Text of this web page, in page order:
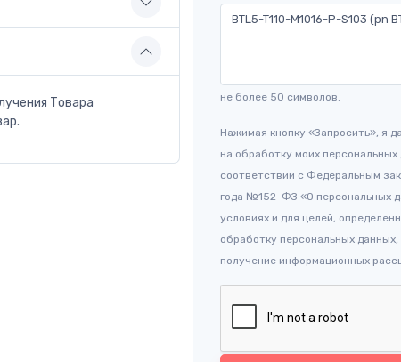
Товара
не более 50 символов.
Нажимая кнопку «Запросить», я
на обработку моих персональных
соответствии с Федеральным
года №152-ФЗ «О персональных
условиях и для целей,
обработку персональных данных,
получение информационных